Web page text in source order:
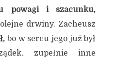
powagi i szacunku,
drwiny. Zacheusz
bo w sercu jego już był
zupełnie inne